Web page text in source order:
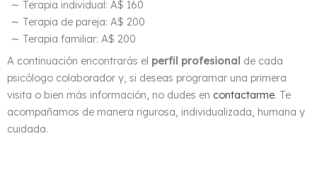
∼ Terapia individual: A$ 160
∼ Terapia de pareja: A$ 200
∼ Terapia familiar: A$ 200
A continuación encontrarás el perfil profesional de cada
psicólogo colaborador y, si deseas programar una primera
visita o bien más información, no dudes en contactarme. Te
acompañamos de manera rigurosa, individualizada, humana y
cuidada.